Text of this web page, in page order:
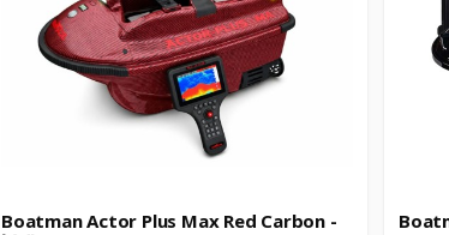
Boatman Actor Plus Max Red Carbon -